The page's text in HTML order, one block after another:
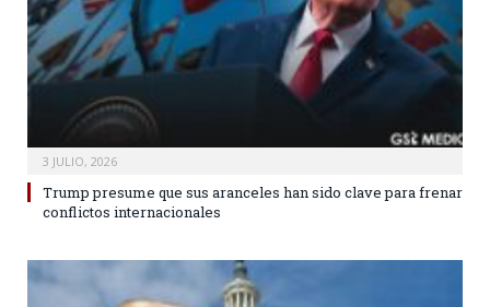
3 JULIO, 2026
Trump presume que sus aranceles han sido clave para frenar
conflictos internacionales